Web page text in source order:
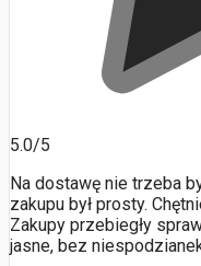
5.0/5
Na dostawę nie trzeba
zakupu był prosty.
Zakupy przebiegły
jasne, bez